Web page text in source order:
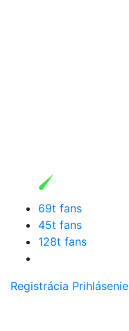
69t fans
45t fans
128t fans
Registrácia Prihlásenie